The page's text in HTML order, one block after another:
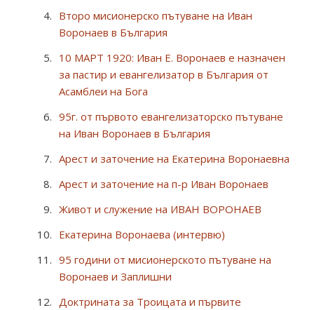
Второ мисионерско пътуване на Иван
Воронаев в България
10 МАРТ 1920: Иван Е. Воронаев е назначен
за пастир и евангелизатор в България от
Асамблеи на Бога
95г. от първото евангелизаторско пътуване
на Иван Воронаев в България
Арест и заточение на Екатерина Воронаевна
Арест и заточение на п-р Иван Воронаев
Живот и служение на ИВАН ВОРОНАЕВ
Екатерина Воронаева (интервю)
95 години от мисионерското пътуване на
Воронаев и Заплишни
Доктрината за Троицата и първите